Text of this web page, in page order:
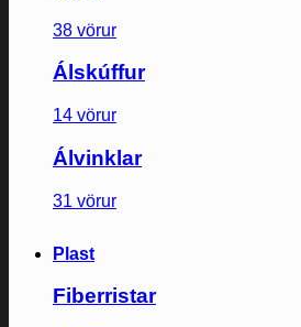
38 vörur
Álskúffur
14 vörur
Álvinklar
31 vörur
Plast
Fiberristar